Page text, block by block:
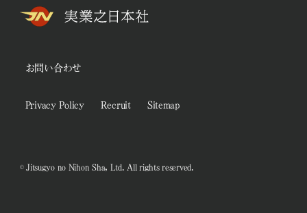
お問い合わせ
Privacy Policy Recruit Sitemap
© Jitsugyo no Nihon Sha, Ltd. All rights reserved.